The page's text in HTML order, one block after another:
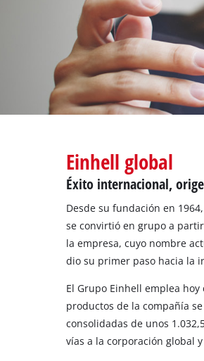
Einhell global
Éxito internacional,
Desde su fundación en
se convirtió en grupo a
la empresa, cuyo nombre
dio su primer paso hacia la
El Grupo Einhell emplea
productos de la compañía
consolidadas de unos
vías a la corporación global